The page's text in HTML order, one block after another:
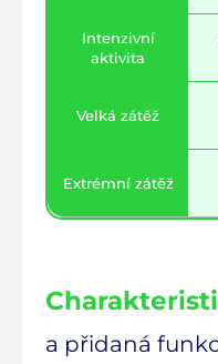
Intenzivní
aktivita
Velká zátěž
Extrémní zátěž
a přidaná